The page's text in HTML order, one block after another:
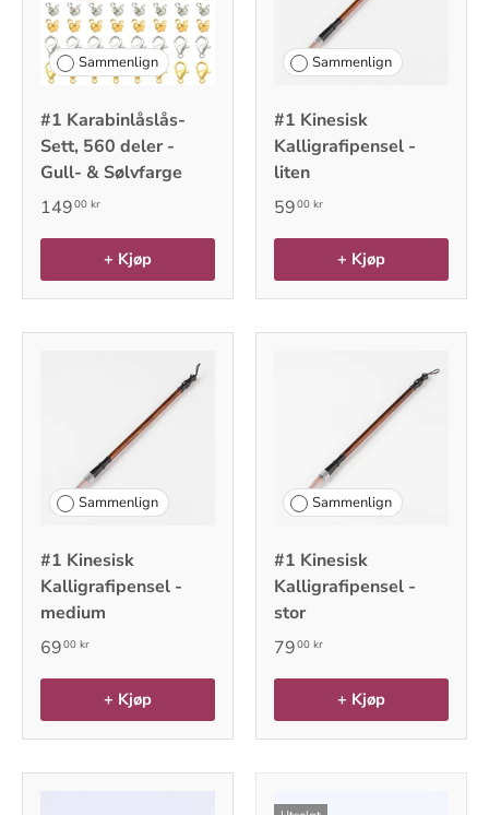
Sammenlign
#1 Karabinlåslås-
Sett, 560 deler -
Gull- & Sølvfarge
14900 kr
+ Kjøp
Sammenlign
#1 Kinesisk
Kalligrafipensel -
liten
5900 kr
+ Kjøp
Sammenlign
#1 Kinesisk
Kalligrafipensel -
medium
6900 kr
+ Kjøp
Sammenlign
#1 Kinesisk
Kalligrafipensel -
stor
7900 kr
+ Kjøp